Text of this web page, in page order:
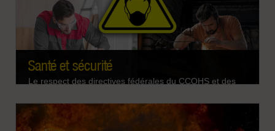
Santé et sécurité
Le respect des directives fédérales du CCOHS et des
et les explosions dus aux poussières combustibles, à
améliorer la qualité de l'air intérieur et à rendre le lieu